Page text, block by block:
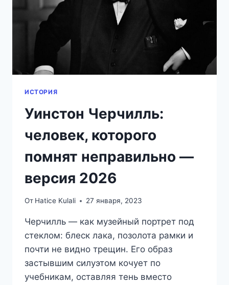
БРИТАНИИ
ИСТОРИЯ
Уинстон Черчилль:
человек, которого
помнят неправильно —
версия 2026
От Hatice Kulali 27 января, 2023
Черчилль — как музейный портрет под
стеклом: блеск лака, позолота рамки и
почти не видно трещин. Его образ
застывшим силуэтом кочует по
учебникам, оставляя тень вместо